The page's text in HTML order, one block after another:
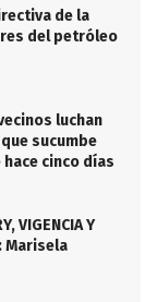
de la
del petróleo
luchan
sucumbe
cinco días
VIGENCIA Y
Marisela